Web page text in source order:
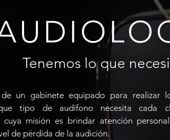
Tenemos lo que
de un gabinete equipado para realizar
tipo de audífono necesita cada
cuya misión es brindar atención
de pérdida de la audición.